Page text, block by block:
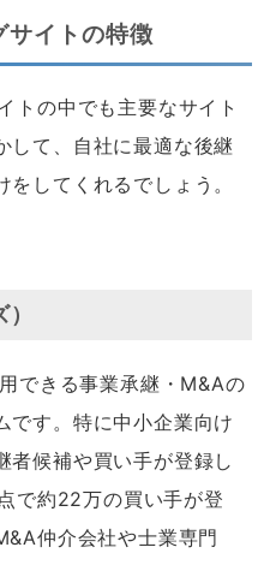
イトの特徴
トの中でも主要なサイト
して、自社に最適な後継
してくれるでしょう。
できる事業承継・M&Aの
です。特に中小企業向け
者候補や買い手が登録し
で約22万の買い手が登
仲介会社や士業専門